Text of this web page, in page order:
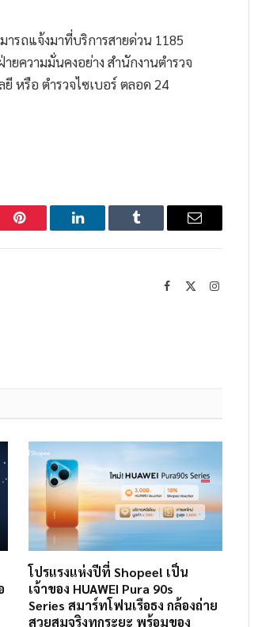
ารถแจ้งมาที่บริการสายด่วน 1185
ยความมั่นคงอย่าง สำนักงานตำรวจ
หรือ ตำรวจไซเบอร์ ตลอด 24
Pinterest LinkedIn Tumblr Email
Facebook Instagram
โปรแรงแห่งปีที่ Shopee! เป็น
เจ้าของ HUAWEI Pura 90s
Series สมาร์ทโฟนเรือธง กล้องถ่าย
สวยสมจริงทุกระยะ พร้อมของ